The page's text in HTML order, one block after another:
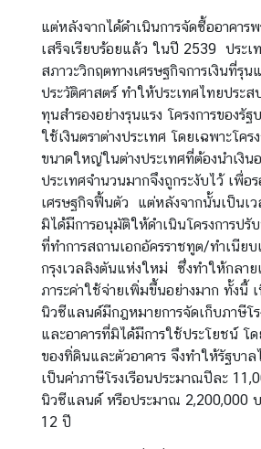
C
o
n
s
u
l
a
r
A
f
f
a
i
r
s
มุ
ม
แต่หลังจากได้ดำเนินการจัดซื้ออาคาร
เสร็จเรียบร้อยแล้ว ในปี 2539 ประเ
สภาวะวิกฤตทางเศรษฐกิจการเงินที่รุ
ประวัติศาสตร์ ทำให้ประเทศไทยประ
ทุนสำรองอย่างรุนแรง โครงการของรั
ใช้เงินตราต่างประเทศ โดยเฉพาะโคร
ขนาดใหญ่ในต่างประเทศที่ต้องนำเงิน
ประเทศจำนวนมากจึงถูกระงับไว้ เพื่อ
เศรษฐกิจฟื้นตัว แต่หลังจากนั้นเป็นเ
มิได้มีการอนุมัติให้ดำเนินโครงการปรับ
ที่ทำการสถานเอกอัครราชทูต/ทำเนีย
กรุงเวลลิงตันแห่งใหม่ ซึ่งทำให้กลา
ภาระค่าใช้จ่ายเพิ่มขึ้นอย่างมาก ทั้งนี้
นิวซีแลนด์มีกฎหมายการจัดเก็บภาษีโ
และอาคารที่มิได้มีการใช้ประโยชน์ โ
ของทิ่ดินและตัวอาคาร จึงทำให้รัฐบาล
เป็นค่าภาษีโรงเรือนประมาณปีละ
นิวซีแลนด์ หรือประมาณ 2,200,000 บ
12 ปี